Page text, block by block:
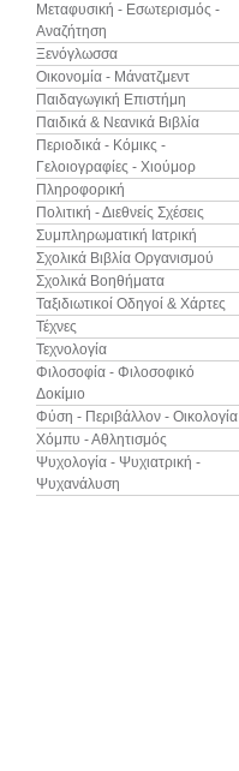
Μεταφυσική - Εσωτερισμός -
Αναζήτηση
Ξενόγλωσσα
Οικονομία - Μάνατζμεντ
Παιδαγωγική Επιστήμη
Παιδικά & Νεανικά Βιβλία
Περιοδικά - Κόμικς -
Γελοιογραφίες - Χιούμορ
Πληροφορική
Πολιτική - Διεθνείς Σχέσεις
Συμπληρωματική Ιατρική
Σχολικά Βιβλία Οργανισμού
Σχολικά Βοηθήματα
Ταξιδιωτικοί Οδηγοί & Χάρτες
Τέχνες
Τεχνολογία
Φιλοσοφία - Φιλοσοφικό
Δοκίμιο
Φύση - Περιβάλλον - Οικολογία
Χόμπυ - Αθλητισμός
Ψυχολογία - Ψυχιατρική -
Ψυχανάλυση